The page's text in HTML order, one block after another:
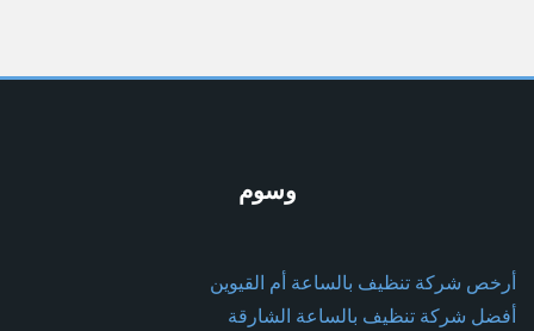
وسوم
أرخص شركة تنظيف بالساعة أم القيوين
أفضل شركة تنظيف بالساعة الشارقة